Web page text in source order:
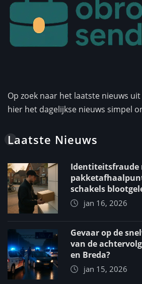
Op zoek naar het laatste nieuws uit
hier het dagelijkse nieuws simpel
Laatste Nieuws
Identiteitsfraude
schakels
jan 16, 2026
Gevaar op de
van de
en Breda?
jan 15, 2026